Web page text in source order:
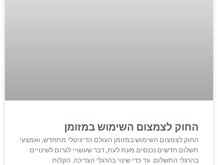
החוק לצמצום השימוש במזומן
החוק לצמצום השימוש במזומן העולם הדיגיטלי מתחדש, ואמצעי
תשלום חדשים נכנסים מעת לעת, דבר שעשויי לגרום לשינויים
בהרגלי התשלום. עד כדי שינוי בהרגלי הצריכה. הקלות